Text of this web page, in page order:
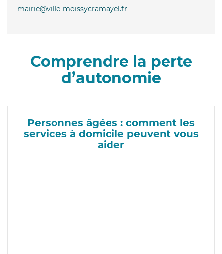
mairie@ville-moissycramayel.fr
Comprendre la perte
d’autonomie
Personnes âgées : comment les
services à domicile peuvent vous
aider